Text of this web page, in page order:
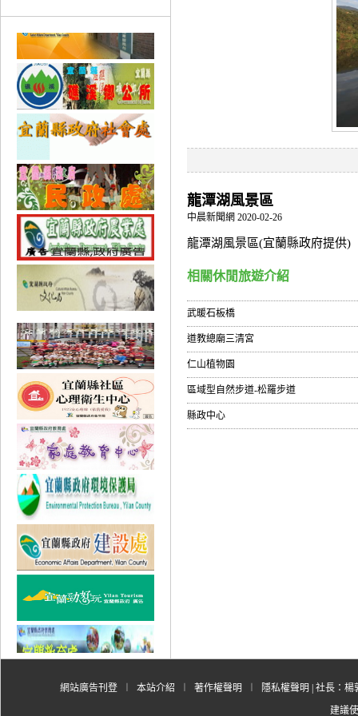
龍潭湖風景區
中晨新聞網 2020-02-26
龍潭湖風景區(宜蘭縣政府提供)
相關休閒旅遊介紹
武暖石板橋
道教總廟三清宮
仁山植物園
區域型自然步道-松羅步道
縣政中心
網站廣告刊登 本站介紹 著作權聲明 隱私權聲明 | 社長：
建議